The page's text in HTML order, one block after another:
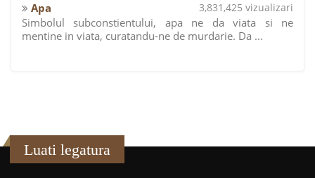
Apa 3,831,425 vizualizari
Simbolul subconstientului, apa ne da viata si ne
mentine in viata, curatandu-ne de murdarie. Da ...
Luati legatura